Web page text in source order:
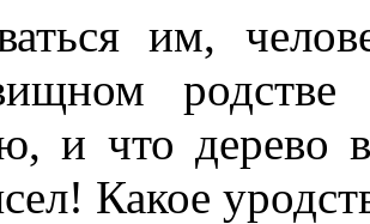
им,
и что дерево
Какое